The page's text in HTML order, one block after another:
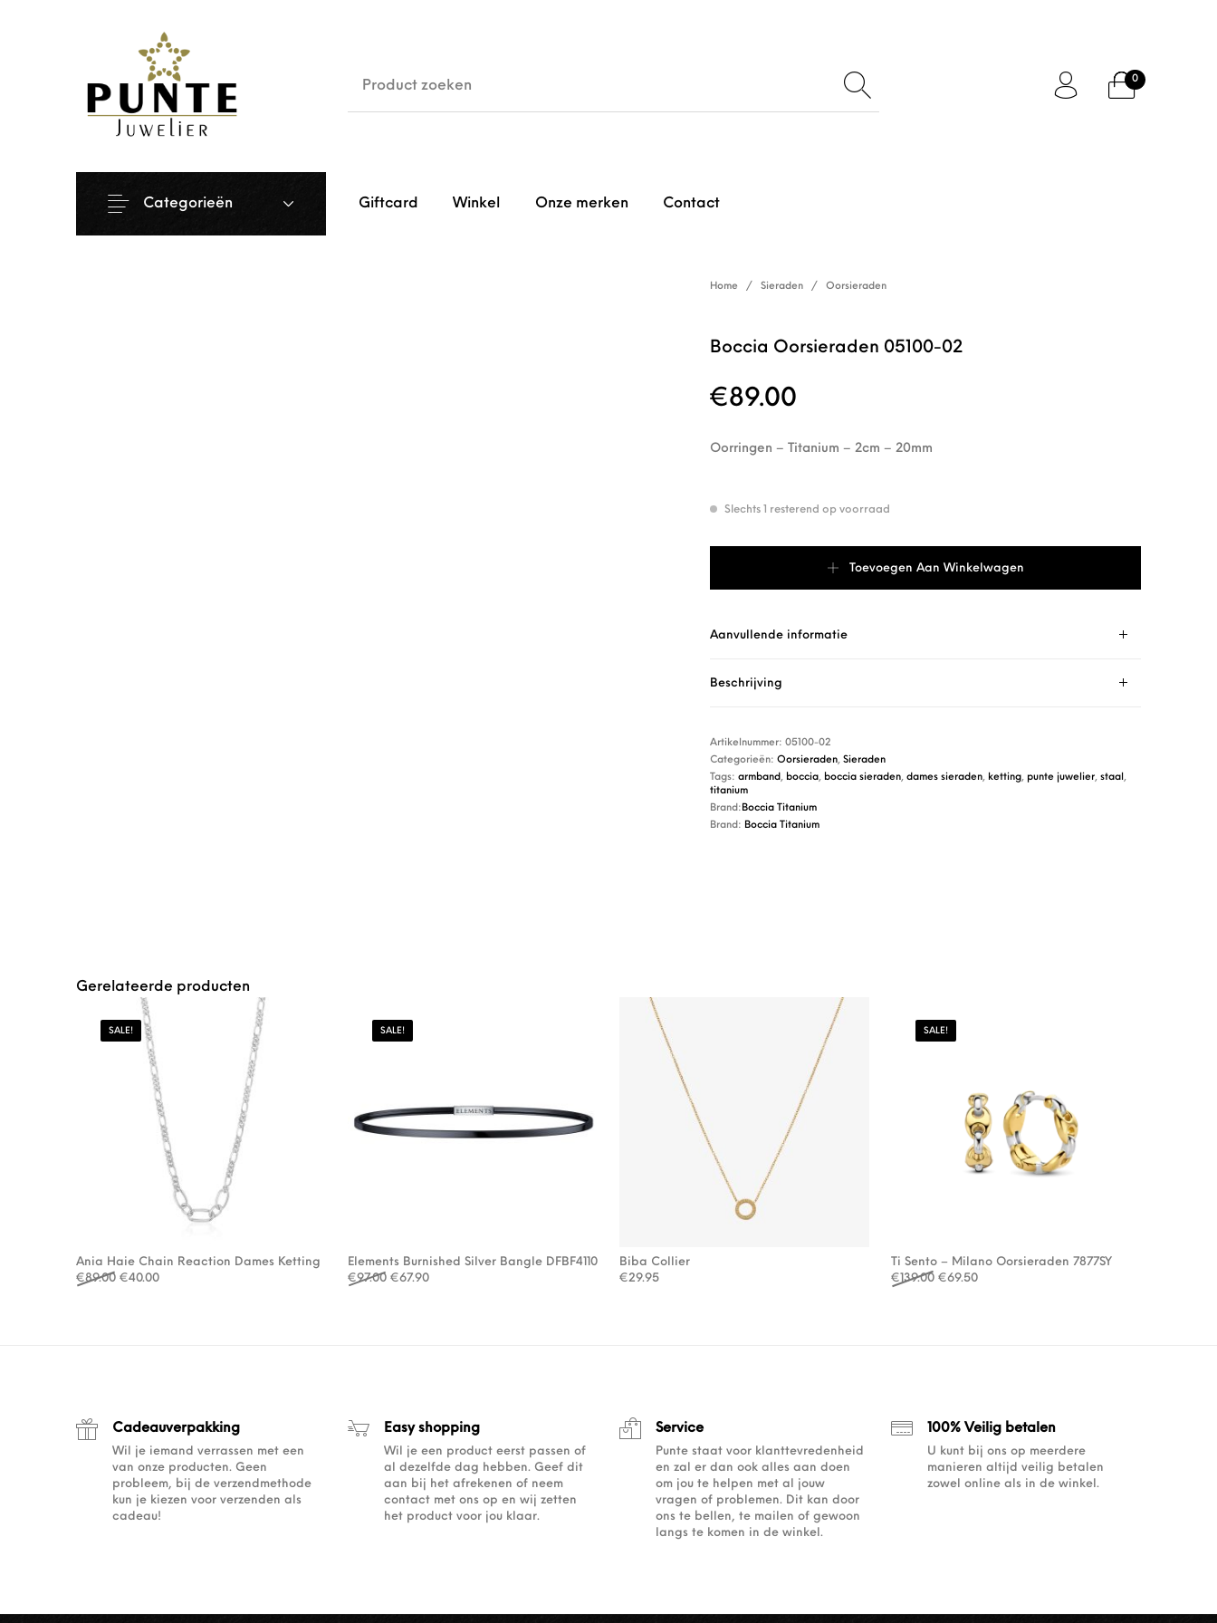
0
Giftcard Winkel Onze merken Contact
Categorieën
Home / Sieraden / Oorsieraden
Boccia Oorsieraden 05100-02
€89.00
Oorringen – Titanium – 2cm – 20mm
Slechts 1 resterend op voorraad
Toevoegen Aan Winkelwagen
Aanvullende informatie
Beschrijving
Artikelnummer: 05100-02
Categorieën: Oorsieraden, Sieraden
Tags: armband, boccia, boccia sieraden, dames sieraden, ketting, punte juwelier, staal ,
titanium
Brand: Boccia Titanium
Brand: Boccia Titanium
Gerelateerde producten
SALE!
Ania Haie Chain Reaction Dames Ketting
€89.00 Oorspronkelijke prijs was: €89.00.
€40.00Huidige prijs is: €40.00.
SALE!
Elements Burnished Silver Bangle DFBF4110
€97.00 Oorspronkelijke prijs was: €97.00.
€67.90Huidige prijs is: €67.90.
Biba Collier
€29.95
SALE!
Ti Sento – Milano Oorsieraden 7877SY
€139.00 Oorspronkelijke prijs was: €139.00.
€69.50Huidige prijs is: €69.50.
Cadeauverpakking
Wil je iemand verrassen met een
van onze producten. Geen
probleem, bij de verzendmethode
kun je kiezen voor verzenden als
cadeau!
Easy shopping
Wil je een product eerst passen of
al dezelfde dag hebben. Geef dit
aan bij het afrekenen of neem
contact met ons op en wij zetten
het product voor jou klaar.
Service
Punte staat voor klanttevredenheid
en zal er dan ook alles aan doen
om jou te helpen met al jouw
vragen of problemen. Dit kan door
ons te bellen, te mailen of gewoon
langs te komen in de winkel.
100% Veilig betalen
U kunt bij ons op meerdere
manieren altijd veilig betalen
zowel online als in de winkel.